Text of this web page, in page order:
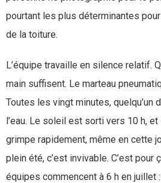
pourtant les plus déterminantes
de la toiture.
L’équipe travaille en silence relatif.
main suffisent. Le marteau
Toutes les vingt minutes, quelqu’un
l’eau. Le soleil est sorti vers 10 h,
grimpe rapidement, même en cette
plein été, c’est invivable. C’est pour
équipes commencent à 6 h en juillet